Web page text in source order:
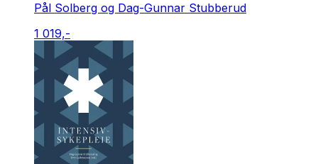
Pål Solberg og Dag-Gunnar Stubberud
1 019,-